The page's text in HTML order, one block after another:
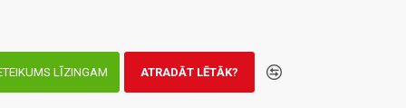
LĪZINGAM ATRADĀT LĒTĀK?